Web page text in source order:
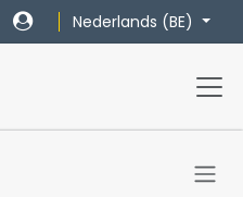
Nederlands (BE)